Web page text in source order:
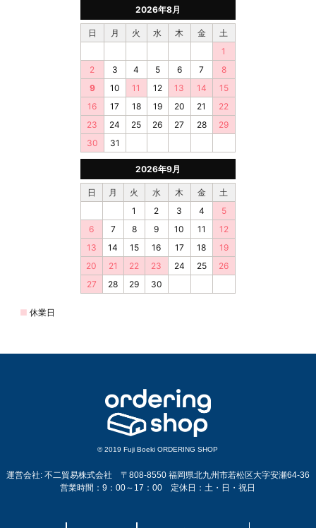
© 2019 Fuji Boeki ORDERING SHOP
運営会社: 不二貿易株式会社 〒808-8550 福岡県北九州市若松区大字安瀬64-36
営業時間：9：00～17：00 定休日：土・日・祝日